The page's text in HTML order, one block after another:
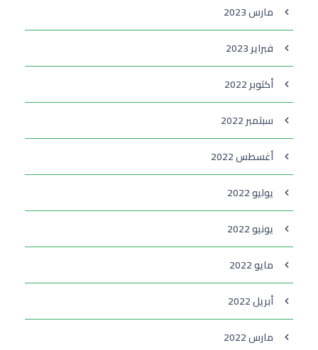
مارس 2023
فبراير 2023
أكتوبر 2022
سبتمبر 2022
أغسطس 2022
يوليو 2022
يونيو 2022
مايو 2022
أبريل 2022
مارس 2022